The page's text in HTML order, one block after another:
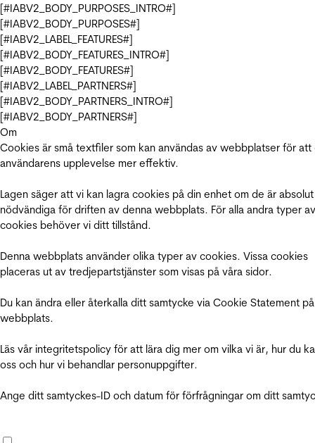
[#IABV2_BODY_PURPOSES_INTRO#]
[#IABV2_BODY_PURPOSES#]
[#IABV2_LABEL_FEATURES#]
[#IABV2_BODY_FEATURES_INTRO#]
[#IABV2_BODY_FEATURES#]
[#IABV2_LABEL_PARTNERS#]
[#IABV2_BODY_PARTNERS_INTRO#]
[#IABV2_BODY_PARTNERS#]
Om
Cookies är små textfiler som kan användas av webbplatser för att
användarens upplevelse mer effektiv.
Lagen säger att vi kan lagra cookies på din enhet om de är absolut
nödvändiga för driften av denna webbplats. För alla andra typer av
cookies behöver vi ditt tillstånd.
Denna webbplats använder olika typer av cookies. Vissa cookies
placeras ut av tredjepartstjänster som visas på våra sidor.
Du kan ändra eller återkalla ditt samtycke via Cookie Statement
webbplats.
Läs vår integritetspolicy för att lära dig mer om vilka vi är, hur du
oss och hur vi behandlar personuppgifter.
Ange ditt samtyckes-ID och datum för förfrågningar om ditt